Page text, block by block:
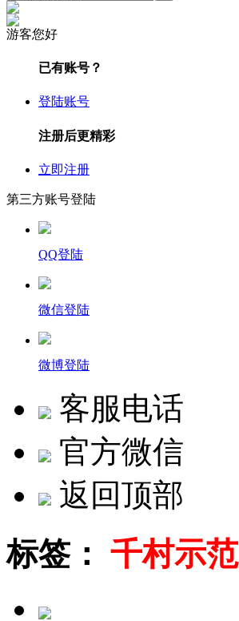
游客您好
已有账号？
登陆账号
注册后更精彩
立即注册
第三方账号登陆
QQ登陆
微信登陆
微博登陆
客服电话
官方微信
返回顶部
标签： 千村示范